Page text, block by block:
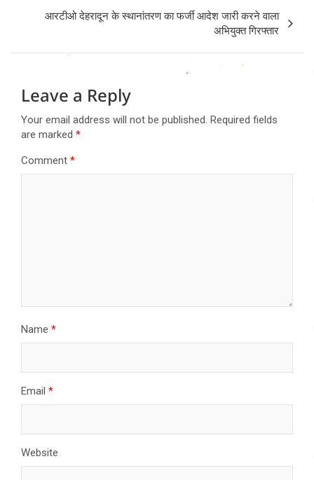
आरटीओ देहरादून के स्थानांतरण का फर्जी आदेश जारी करने वाला
अभियुक्त गिरफ्तार
Leave a Reply
Your email address will not be published. Required fields
are marked *
Comment *
Name *
Email *
Website